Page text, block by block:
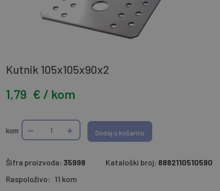
Kutnik 105x105x90x2
1,79 € / kom
kom Dodaj u košaricu
Šifra proizvoda: 35998 Kataloški broj: 8882110510590
Raspoloživo: 11 kom